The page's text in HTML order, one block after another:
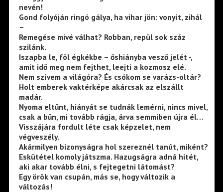
nevén!
Gond folyóján ringó gálya, ha vihar jön: vonyít, zihál
–
Remegése mivé válhat? Robban, repül sok száz
szilánk.
Iszapba le, föl égkékbe – őshiányba vesző jelét -,
amit idő meg nem fejthet, leejti a kozmosz elé.
Nem szívem a világóra? És csókom se varázs-oltár?
Holt emberek vaktérképe akárcsak az elszállt
madár.
Nyoma eltűnt, hiányát se tudnák lemérni, nincs mivel,
csak a bűn, mi tovább rágja, árva semmiben újra él…
Visszájára fordult léte csak képzelet, nem
végveszély.
Akármilyen bizonyságra hol szereznél tanút, miként?
Eskütétel komoly játszma. Hazugságra adná hitét,
aki akar tovább élni, s fejtegetni látomást?
Egy örök van csupán, más se, hogy változik a
változás!